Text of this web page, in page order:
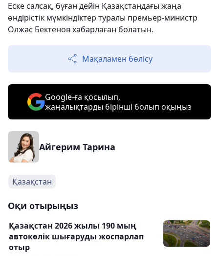
Еске салсақ, бұған дейін Қазақстандағы жаңа
өндірістік мүмкіндіктер туралы премьер-министр
Олжас Бектенов хабарлаған болатын.
Мақаламен бөлісу
Google-ға қосылып,
жаңалықтарды бірінші болып оқыңыз
Айгерим Тарина
Қазақстан
Оқи отырыңыз
Қазақстан 2026 жылы 190 мың
автокөлік шығаруды жоспарлап
отыр